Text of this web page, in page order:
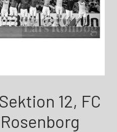
12, FC